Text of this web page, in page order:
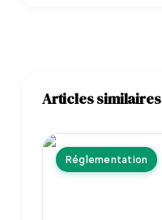
Articles similaires
Réglementation